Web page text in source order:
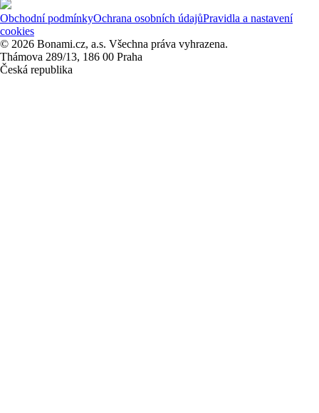
Obchodní podmínkyOchrana osobních údajůPravidla a nastavení
cookies
© 2026 Bonami.cz, a.s. Všechna práva vyhrazena.
Thámova 289/13, 186 00 Praha
Česká republika